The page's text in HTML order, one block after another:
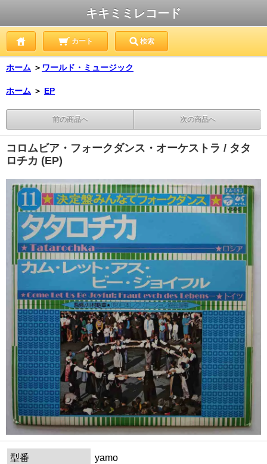
キキミミレコード
カート 検索
ホーム ＞ ワールド・ミュージック
ホーム ＞ EP
前の商品へ 次の商品へ
コロムビア・フォークダンス・オーケストラ / タタ
ロチカ (EP)
型番
yamo